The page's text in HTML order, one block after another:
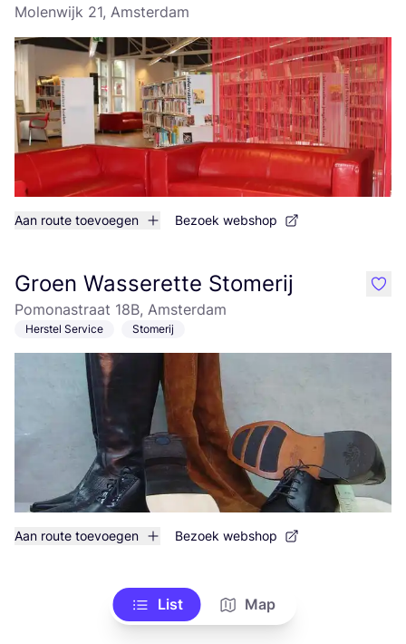
Molenwijk 21, Amsterdam
Aan route toevoegen Bezoek webshop
Groen Wasserette Stomerij
Pomonastraat 18B, Amsterdam
Herstel Service Stomerij
Aan route toevoegen Bezoek webshop
like
List Map